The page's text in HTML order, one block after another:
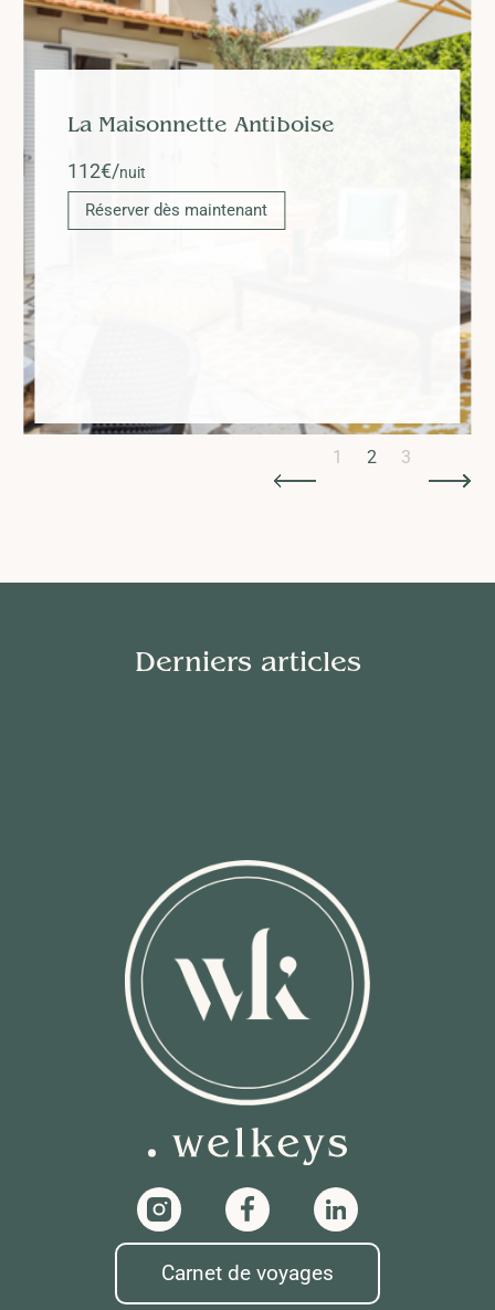
La Maisonnette Antiboise
112€/nuit
Réserver dès maintenant
1 2 3
Derniers articles
Carnet de voyages